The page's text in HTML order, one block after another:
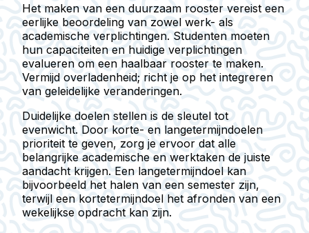
Het maken van een duurzaam rooster vereist een
eerlijke beoordeling van zowel werk- als
academische verplichtingen. Studenten moeten
hun capaciteiten en huidige verplichtingen
evalueren om een haalbaar rooster te maken.
Vermijd overladenheid; richt je op het integreren
van geleidelijke veranderingen.
Duidelijke doelen stellen is de sleutel tot
evenwicht. Door korte- en langetermijndoelen
prioriteit te geven, zorg je ervoor dat alle
belangrijke academische en werktaken de juiste
aandacht krijgen. Een langetermijndoel kan
bijvoorbeeld het halen van een semester zijn,
terwijl een kortetermijndoel het afronden van een
wekelijkse opdracht kan zijn.